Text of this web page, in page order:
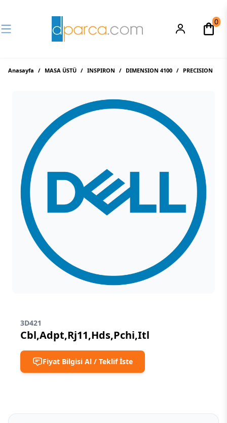
0
Anasayfa / MASA ÜSTÜ / INSPIRON / DIMENSION 4100 / PRECISION
3D421
Cbl,Adpt,Rj11,Hds,Pchi,Itl
Fiyat Bilgisi Al / Teklif İste